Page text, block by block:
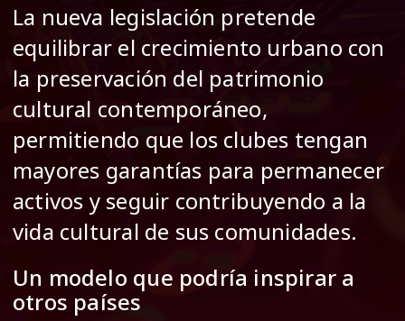
La nueva legislación pretende
equilibrar el crecimiento urbano con
la preservación del patrimonio
cultural contemporáneo,
permitiendo que los clubes tengan
mayores garantías para permanecer
activos y seguir contribuyendo a la
vida cultural de sus comunidades.
Un modelo que podría inspirar a
otros países